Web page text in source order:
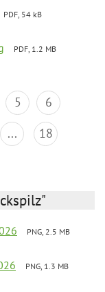
PDF, 54 kB
PDF, 1.2 MB
5
6
... 18
PNG, 2.5 MB
PNG, 1.3 MB